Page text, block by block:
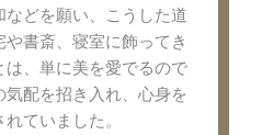
どを願い、こうした道
書斎、寝室に飾ってき
、単に美を愛でるので
配を招き入れ、心身を
ていました。